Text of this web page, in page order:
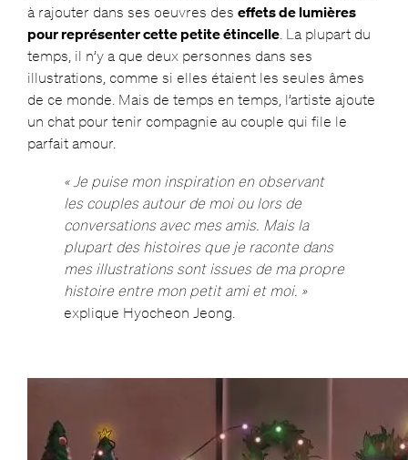
à rajouter dans ses oeuvres des effets de lumières
pour représenter cette petite étincelle. La plupart du
temps, il n’y a que deux personnes dans ses
illustrations, comme si elles étaient les seules âmes
de ce monde. Mais de temps en temps, l’artiste ajoute
un chat pour tenir compagnie au couple qui file le
parfait amour.
« Je puise mon inspiration en observant
les couples autour de moi ou lors de
conversations avec mes amis. Mais la
plupart des histoires que je raconte dans
mes illustrations sont issues de ma propre
histoire entre mon petit ami et moi. »
explique Hyocheon Jeong.